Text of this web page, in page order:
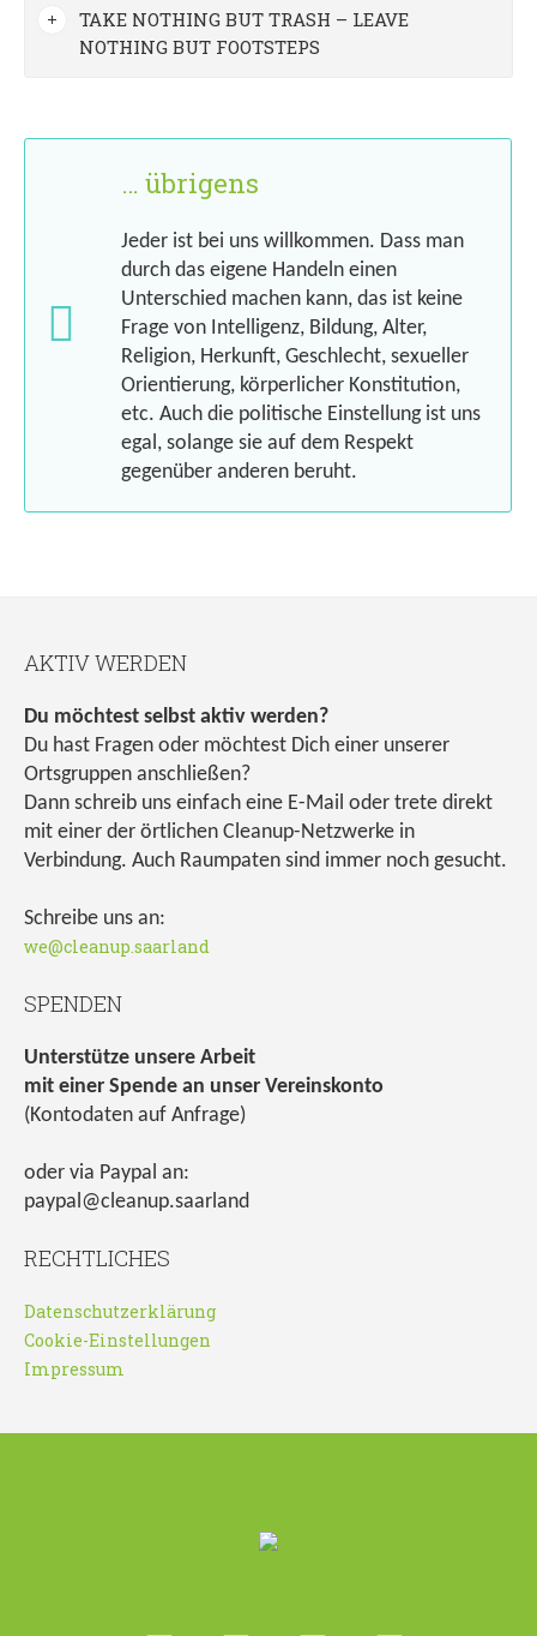
TAKE NOTHING BUT TRASH – LEAVE
NOTHING BUT FOOTSTEPS
… übrigens
Jeder ist bei uns willkommen. Dass man
durch das eigene Handeln einen
Unterschied machen kann, das ist keine
Frage von Intelligenz, Bildung, Alter,
Religion, Herkunft, Geschlecht, sexueller
Orientierung, körperlicher Konstitution,
etc. Auch die politische Einstellung ist uns
egal, solange sie auf dem Respekt
gegenüber anderen beruht.
AKTIV WERDEN
Du möchtest selbst aktiv werden?
Du hast Fragen oder möchtest Dich einer unserer
Ortsgruppen anschließen?
Dann schreib uns einfach eine E-Mail oder trete direkt
mit einer der örtlichen Cleanup-Netzwerke in
Verbindung. Auch Raumpaten sind immer noch gesucht.
Schreibe uns an:
we@cleanup.saarland
SPENDEN
Unterstütze unsere Arbeit
mit einer Spende an unser Vereinskonto
(Kontodaten auf Anfrage)
oder via Paypal an:
paypal@cleanup.saarland
RECHTLICHES
Datenschutzerklärung
Cookie-Einstellungen
Impressum